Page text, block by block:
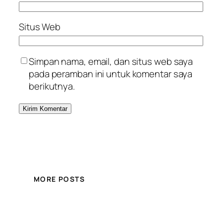
Situs Web
Simpan nama, email, dan situs web saya
pada peramban ini untuk komentar saya
berikutnya.
MORE POSTS